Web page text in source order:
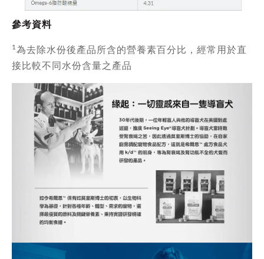
參考資料
1 為去除水份後產品所含的營養素百分比，經常用於直
接比較不同水份含量之產品